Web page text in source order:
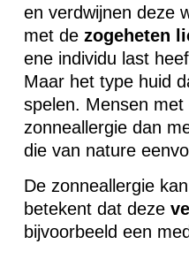
en verdwijnen deze
met de zogeheten
ene individu last
Maar het type huid
spelen. Mensen
zonneallergie dan
die van nature
De zonneallergie
betekent dat deze
bijvoorbeeld een